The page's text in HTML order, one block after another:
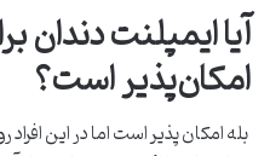
آیا ایمپلنت دندان
امکان‌پذیر است؟
بله امکان پذیر است اما در این